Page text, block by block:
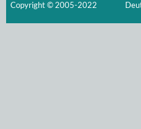
Copyright © 2005-2022